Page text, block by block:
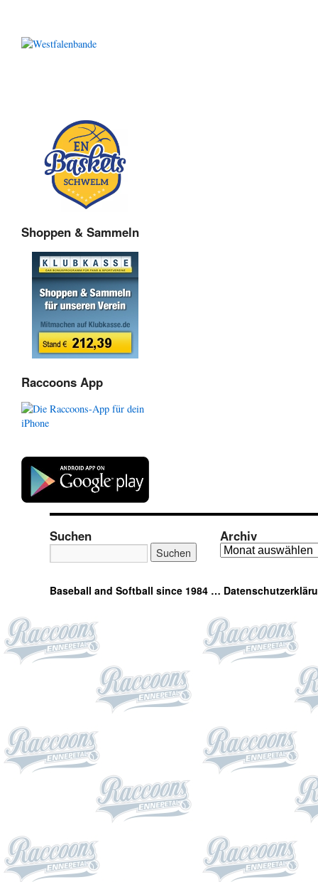
Shoppen & Sammeln
Raccoons App
Suchen Archiv
Baseball and Softball since 1984 …